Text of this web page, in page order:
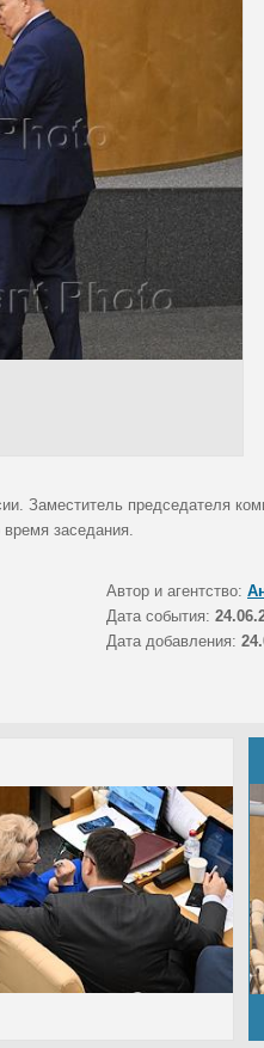
Заместитель председателя
заседания.
Автор и агентство:
Дата события:
Дата добавления: